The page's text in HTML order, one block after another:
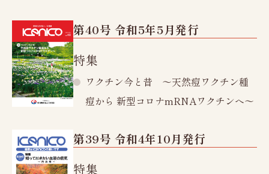
グループ施設紹介
健康診断機関登録票
よくあるご質問・お問い合わせ
受診者様の権利
プライバシーポリシー
採用情報
第40号 令和5年5月発行
特集
ワクチン今と昔 ～天然痘ワクチン種
痘から 新型コロナmRNAワクチンへ～
第39号 令和4年10月発行
特集